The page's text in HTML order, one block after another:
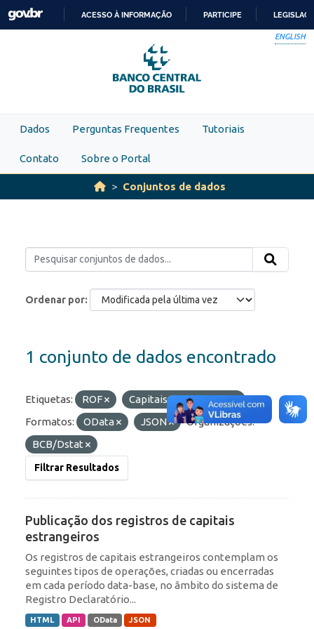
Skip to main content
PARA
O
CONTEÚDO
ACESSO À INFORMAÇÃO PARTICIPE
ENGLISH
Dados Perguntas Frequentes Tutoriais
Contato Sobre o Portal
Conjuntos de dados
Ordenar por
1 conjunto de dados encontrado
Etiquetas: ROF
Capitais Estrangeiros
Formatos:
OData JSON
Organizações:
BCB/Dstat
Filtrar Resultados
Publicação dos registros de capitais
estrangeiros
Os registros de capitais estrangeiros contemplam os
seguintes tipos de operações, criadas ou encerradas
em cada período data-base, no âmbito do sistema de
Registro Declaratório...
HTML API OData JSON